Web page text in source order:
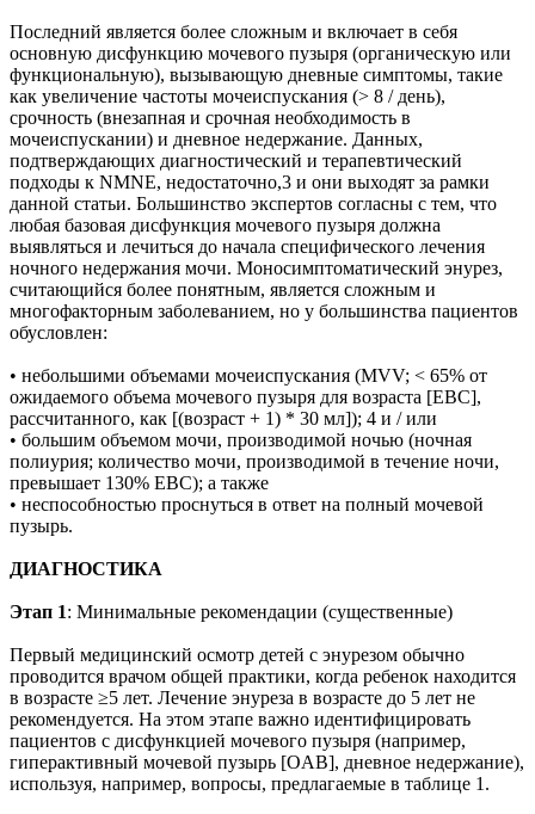
Последний является более сложным и включает в себя
основную дисфункцию мочевого пузыря (органическую или
функциональную), вызывающую дневные симптомы, такие
как увеличение частоты мочеиспускания (> 8 / день),
срочность (внезапная и срочная необходимость в
мочеиспускании) и дневное недержание. Данных,
подтверждающих диагностический и терапевтический
подходы к NMNE, недостаточно,3 и они выходят за рамки
данной статьи. Большинство экспертов согласны с тем, что
любая базовая дисфункция мочевого пузыря должна
выявляться и лечиться до начала специфического лечения
ночного недержания мочи. Моносимптоматический энурез,
считающийся более понятным, является сложным и
многофакторным заболеванием, но у большинства пациентов
обусловлен:
• небольшими объемами мочеиспускания (MVV; < 65% от
ожидаемого объема мочевого пузыря для возраста [EBC],
рассчитанного, как [(возраст + 1) * 30 мл]); 4 и / или
• большим объемом мочи, производимой ночью (ночная
полиурия; количество мочи, производимой в течение ночи,
превышает 130% EBC); а также
• неспособностью проснуться в ответ на полный мочевой
пузырь.
ДИАГНОСТИКА
Этап 1: Минимальные рекомендации (существенные)
Первый медицинский осмотр детей с энурезом обычно
проводится врачом общей практики, когда ребенок находится
в возрасте ≥5 лет. Лечение энуреза в возрасте до 5 лет не
рекомендуется. На этом этапе важно идентифицировать
пациентов с дисфункцией мочевого пузыря (например,
гиперактивный мочевой пузырь [OAB], дневное недержание),
используя, например, вопросы, предлагаемые в таблице 1.